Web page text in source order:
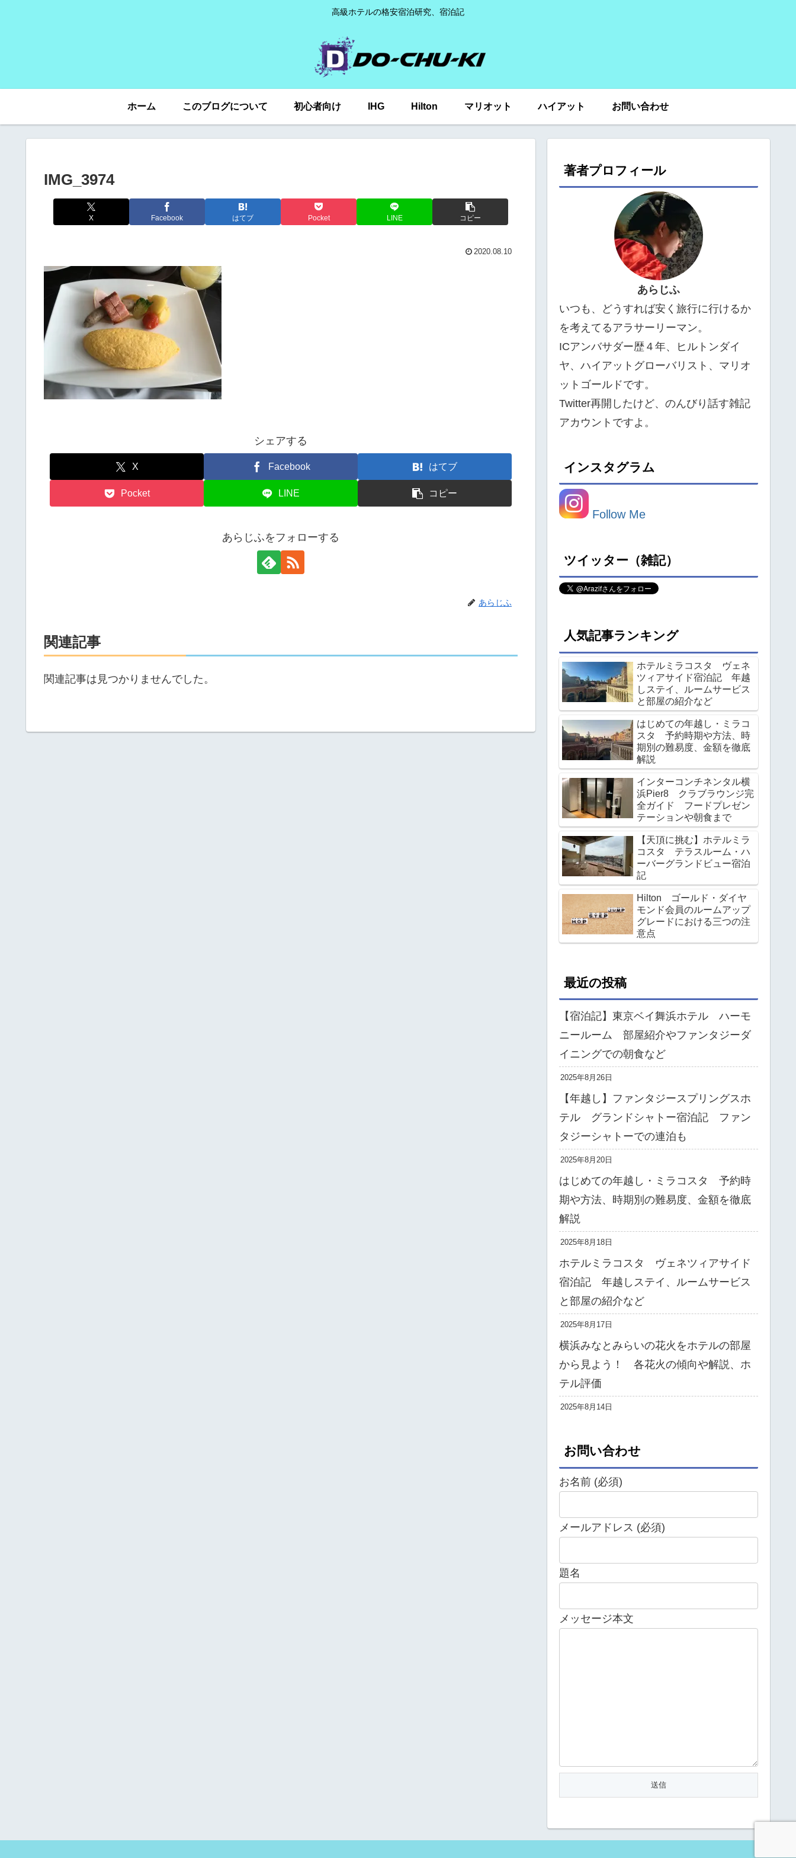
高級ホテルの格安宿泊研究、宿泊記
ホーム このブログについて 初心者向け IHG Hilton マリオット ハイアット お問い合わせ
IMG_3974
X Facebook はてブ Pocket LINE コピー
2020.08.10
シェアする
X Facebook はてブ
Pocket LINE コピー
あらじふをフォローする
あらじふ
関連記事
関連記事は見つかりませんでした。
著者プロフィール
あらじふ
いつも、どうすれば安く旅行に行けるか
を考えてるアラサーリーマン。
ICアンバサダー歴４年、ヒルトンダイ
ヤ、ハイアットグローバリスト、マリオ
ットゴールドです。
Twitter再開したけど、のんびり話す雑記
アカウントですよ。
インスタグラム
Follow Me
ツイッター（雑記）
人気記事ランキング
ホテルミラコスタ ヴェネ
ツィアサイド宿泊記 年越
しステイ、ルームサービス
と部屋の紹介など
はじめての年越し・ミラコ
スタ 予約時期や方法、時
期別の難易度、金額を徹底
解説
インターコンチネンタル横
浜Pier8 クラブラウンジ完
全ガイド フードプレゼン
テーションや朝食まで
【天頂に挑む】ホテルミラ
コスタ テラスルーム・ハ
ーバーグランドビュー宿泊
記
Hilton ゴールド・ダイヤ
モンド会員のルームアップ
グレードにおける三つの注
意点
最近の投稿
【宿泊記】東京ベイ舞浜ホテル ハーモ
ニールーム 部屋紹介やファンタジーダ
イニングでの朝食など
2025年8月26日
【年越し】ファンタジースプリングスホ
テル グランドシャトー宿泊記 ファン
タジーシャトーでの連泊も
2025年8月20日
はじめての年越し・ミラコスタ 予約時
期や方法、時期別の難易度、金額を徹底
解説
2025年8月18日
ホテルミラコスタ ヴェネツィアサイド
宿泊記 年越しステイ、ルームサービス
と部屋の紹介など
2025年8月17日
横浜みなとみらいの花火をホテルの部屋
から見よう！ 各花火の傾向や解説、ホ
テル評価
2025年8月14日
お問い合わせ
お名前 (必須)
メールアドレス (必須)
題名
メッセージ本文